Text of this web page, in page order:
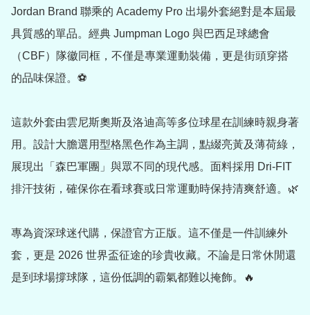
Jordan Brand 聯乘的 Academy Pro 出場外套絕對是本屆最
具質感的單品。經典 Jumpman Logo 與巴西足球總會
（CBF）隊徽同框，不僅是專業運動裝備，更是街頭穿搭
的品味保證。⚽️
這款外套由雲尼斯奧斯及洛迪高等多位球星在訓練時親身著
用。設計大膽選用型格黑色作為主調，點綴亮黃及薄荷綠，
展現出「森巴軍團」與眾不同的現代感。面料採用 Dri-FIT
排汗技術，確保你在看球賽或日常運動時保持清爽舒適。🌿
專為資深球迷代購，保證官方正版。這不僅是一件訓練外
套，更是 2026 世界盃征途的珍貴收藏。不論是日常休閒還
是到球場撐球隊，這份低調的霸氣都難以掩飾。🔥